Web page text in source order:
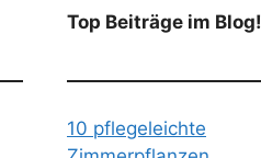
Top Beiträge im Blog!
10 pflegeleichte